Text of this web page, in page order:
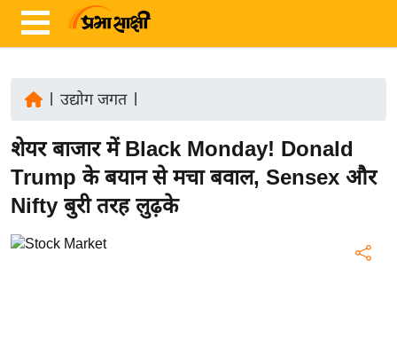
ज़ा
ख
ब
र
रा
उद्योग जगत|
शेयर बाजार में Black Monday! Donald
Trump के बयान से मचा बवाल, Sensex और
Nifty बुरी तरह लुढ़के